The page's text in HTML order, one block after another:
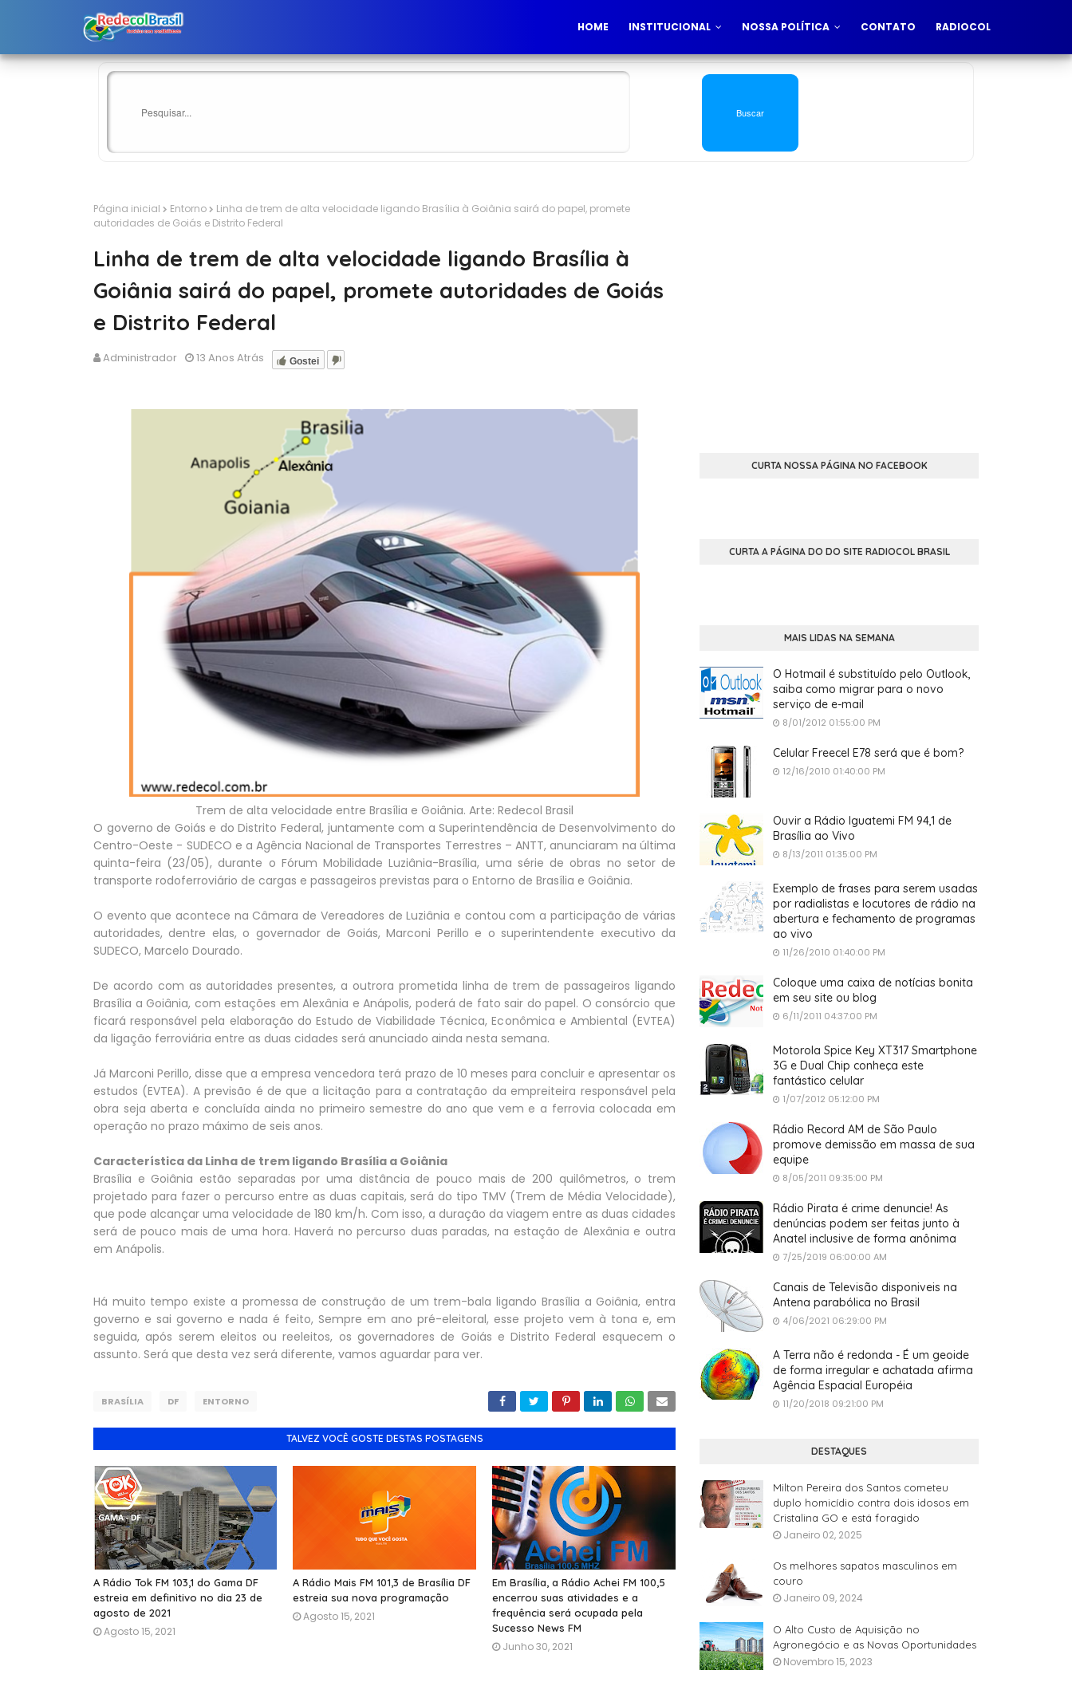
HOME INSTITUCIONAL NOSSA POLÍTICA CONTATO RADIOCOL
Página inicial Entorno
Linha de trem de alta velocidade ligando Brasília à Goiânia sairá do papel, promete
autoridades de Goiás e Distrito Federal
Linha de trem de alta velocidade ligando Brasília à
Goiânia sairá do papel, promete autoridades de Goiás
e Distrito Federal
Administrador Gostei
13 Anos Atrás
Trem de alta velocidade entre Brasília e Goiânia. Arte: Redecol Brasil
O governo de Goiás e do Distrito Federal, juntamente com a Superintendência de Desenvolvimento do
Centro-Oeste - SUDECO e a Agência Nacional de Transportes Terrestres – ANTT, anunciaram na última
quinta-feira (23/05), durante o Fórum Mobilidade Luziânia-Brasília, uma série de obras no setor de
transporte rodoferroviário de cargas e passageiros previstas para o Entorno de Brasília e Goiânia.
O evento que acontece na Câmara de Vereadores de Luziânia e contou com a participação de várias
autoridades, dentre elas, o governador de Goiás, Marconi Perillo e o superintendente executivo da
SUDECO, Marcelo Dourado.
De acordo com as autoridades presentes, a outrora prometida linha de trem de passageiros ligando
Brasília a Goiânia, com estações em Alexânia e Anápolis, poderá de fato sair do papel. O consórcio que
ficará responsável pela elaboração do Estudo de Viabilidade Técnica, Econômica e Ambiental (EVTEA)
da ligação ferroviária entre as duas cidades será anunciado ainda nesta semana.
Já Marconi Perillo, disse que a empresa vencedora terá prazo de 10 meses para concluir e apresentar os
estudos (EVTEA). A previsão é de que a licitação para a contratação da empreiteira responsável pela
obra seja aberta e concluída ainda no primeiro semestre do ano que vem e a ferrovia colocada em
operação no prazo máximo de seis anos.
Característica da Linha de trem ligando Brasília a Goiânia
Brasília e Goiânia estão separadas por uma distância de pouco mais de 200 quilômetros, o trem
projetado para fazer o percurso entre as duas capitais, será do tipo TMV (Trem de Média Velocidade),
que pode alcançar uma velocidade de 180 km/h. Com isso, a duração da viagem entre as duas cidades
será de pouco mais de uma hora. Haverá no percurso duas paradas, na estação de Alexânia e outra
em Anápolis.
Há muito tempo existe a promessa de construção de um trem-bala ligando Brasília a Goiânia, entra
governo e sai governo e nada é feito, Sempre em ano pré-eleitoral, esse projeto vem à tona e, em
seguida, após serem eleitos ou reeleitos, os governadores de Goiás e Distrito Federal esquecem o
assunto. Será que desta vez será diferente, vamos aguardar para ver.
BRASÍLIA DF ENTORNO
TALVEZ VOCÊ GOSTE DESTAS POSTAGENS
A Rádio Tok FM 103,1 do Gama DF
estreia em definitivo no dia 23 de
agosto de 2021
Agosto 15, 2021
A Rádio Mais FM 101,3 de Brasília DF
estreia sua nova programação
Agosto 15, 2021
Em Brasília, a Rádio Achei FM 100,5
encerrou suas atividades e a
frequência será ocupada pela
Sucesso News FM
Junho 30, 2021
CURTA NOSSA PÁGINA NO FACEBOOK
CURTA A PÁGINA DO DO SITE RADIOCOL BRASIL
MAIS LIDAS NA SEMANA
O Hotmail é substituído pelo Outlook,
saiba como migrar para o novo
serviço de e-mail
8/01/2012 01:55:00 PM
Celular Freecel E78 será que é bom?
12/16/2010 01:40:00 PM
Ouvir a Rádio Iguatemi FM 94,1 de
Brasília ao Vivo
8/13/2011 01:35:00 PM
Exemplo de frases para serem usadas
por radialistas e locutores de rádio na
abertura e fechamento de programas
ao vivo
11/26/2010 01:40:00 PM
Coloque uma caixa de notícias bonita
em seu site ou blog
6/11/2011 04:37:00 PM
Motorola Spice Key XT317 Smartphone
3G e Dual Chip conheça este
fantástico celular
1/07/2012 05:12:00 PM
Rádio Record AM de São Paulo
promove demissão em massa de sua
equipe
8/05/2011 09:35:00 PM
Rádio Pirata é crime denuncie! As
denúncias podem ser feitas junto à
Anatel inclusive de forma anônima
7/25/2019 06:00:00 AM
Canais de Televisão disponiveis na
Antena parabólica no Brasil
4/06/2021 06:29:00 PM
A Terra não é redonda - É um geoide
de forma irregular e achatada afirma
Agência Espacial Européia
11/20/2018 09:21:00 PM
DESTAQUES
Milton Pereira dos Santos cometeu
duplo homicídio contra dois idosos em
Cristalina GO e está foragido
Janeiro 02, 2025
Os melhores sapatos masculinos em
couro
Janeiro 09, 2024
O Alto Custo de Aquisição no
Agronegócio e as Novas Oportunidades
Novembro 15, 2023